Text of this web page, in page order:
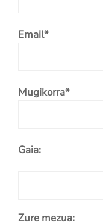
Email*
Mugikorra*
Gaia:
Zure mezua: